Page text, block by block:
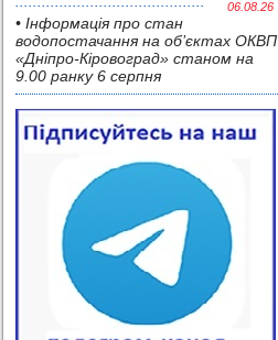
06.08.26
• Інформація про стан
водопостачання на об’єктах ОКВП
«Дніпро-Кіровоград» станом на
9.00 ранку 6 серпня